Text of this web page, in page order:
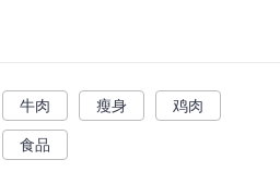
牛肉 瘦身 鸡肉
食品